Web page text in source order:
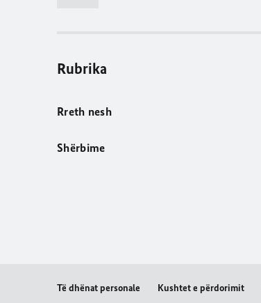
Rubrika
Rreth nesh
Shërbime
Të dhënat personale Kushtet e përdorimit